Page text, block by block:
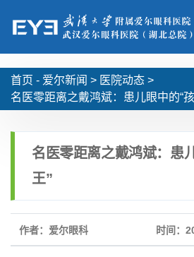
首页 - 爱尔新闻 > 医院动态 >
名医零距离之戴鸿斌：患儿眼中的“
名医零距离之戴鸿斌：患
王”
作者：爱尔眼科 时间：